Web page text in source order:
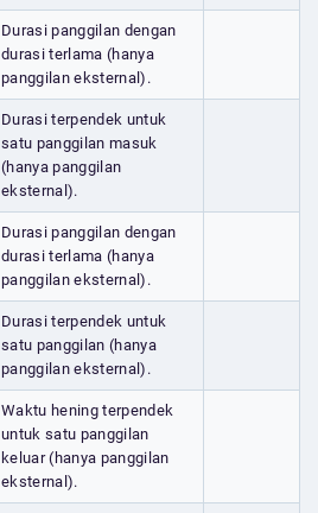
Durasi panggilan dengan
durasi terlama (hanya
panggilan eksternal).
Durasi terpendek untuk
satu panggilan masuk
(hanya panggilan
eksternal).
Durasi panggilan dengan
durasi terlama (hanya
panggilan eksternal).
Durasi terpendek untuk
satu panggilan (hanya
panggilan eksternal).
Waktu hening terpendek
untuk satu panggilan
keluar (hanya panggilan
eksternal).